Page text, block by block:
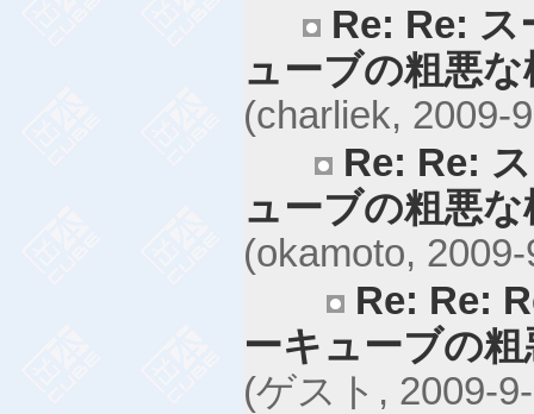
Re: Re: ス
ューブの粗悪
(charliek, 2009-
Re: Re:
ューブの粗悪
(okamoto,
Re: Re:
ーキューブの
(ゲスト, 2009-